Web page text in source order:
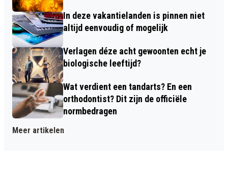
In deze vakantielanden is pinnen niet
altijd eenvoudig of mogelijk
Verlagen déze acht gewoonten echt je
biologische leeftijd?
Wat verdient een tandarts? En een
orthodontist? Dit zijn de officiële
normbedragen
Meer artikelen